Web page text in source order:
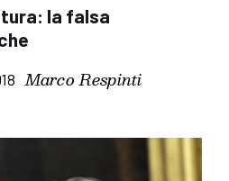
la falsa
Marco Respinti